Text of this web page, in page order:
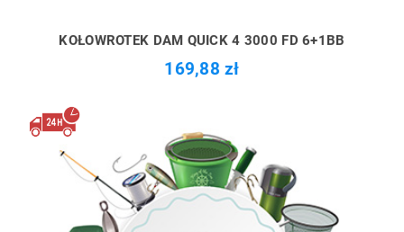
KOŁOWROTEK DAM QUICK 4 3000 FD 6+1BB
169,88 zł